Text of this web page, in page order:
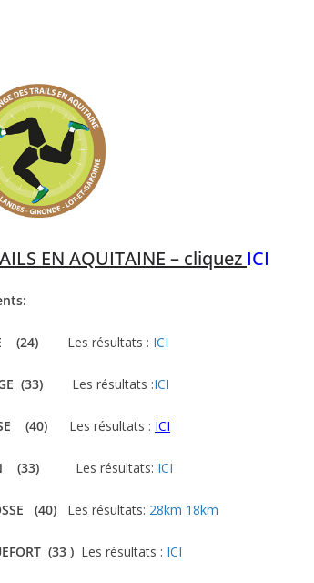
EN AQUITAINE – cliquez ICI
(24) Les résultats : ICI
(33) Les résultats :ICI
(40) Les résultats : ICI
(33) Les résultats: ICI
(40) Les résultats: 28km 18km
(33 ) Les résultats : ICI